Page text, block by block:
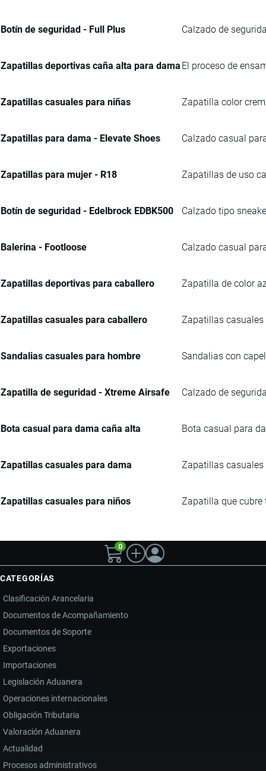
Botín de seguridad - Full Plus Calzado de
Zapatillas deportivas caña alta para dama El proceso de
Zapatillas casuales para niñas Zapatilla color
Zapatillas para dama - Elevate Shoes Calzado casual
Zapatillas para mujer - R18 Zapatillas de uso
Botín de seguridad - Edelbrock EDBK500 Calzado tipo
Balerina - Footloose Calzado casual
Zapatillas deportivas para caballero Zapatilla de color
Zapatillas casuales para caballero Zapatillas casuales
Sandalias casuales para hombre Sandalias con
Zapatilla de seguridad - Xtreme Airsafe Calzado de
Bota casual para dama caña alta Bota casual para
Zapatillas casuales para dama Zapatillas casuales
Zapatillas casuales para niños Zapatilla que cubre
0
CATEGORÍAS
Clasificación Arancelaria
Documentos de Acompañamiento
Documentos de Soporte
Exportaciones
Importaciones
Legislación Aduanera
Operaciones internacionales
Obligación Tributaria
Valoración Aduanera
Actualidad
Procesos administrativos